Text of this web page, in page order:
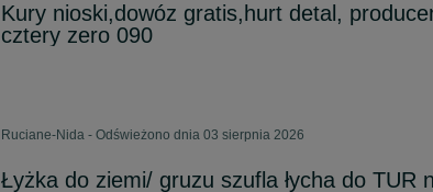
Kury nioski,dowóz gratis,hurt detal,
cztery zero 090
Ruciane-Nida - Odświeżono dnia 03 sierpnia 2026
Łyżka do ziemi/ gruzu szufla łycha do TUR